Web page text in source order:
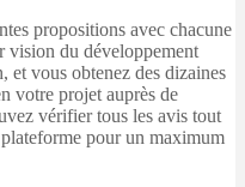
propositions avec chacune
vision du développement
et vous obtenez des dizaines
votre projet auprès de
vérifier tous les avis tout
pour un maximum